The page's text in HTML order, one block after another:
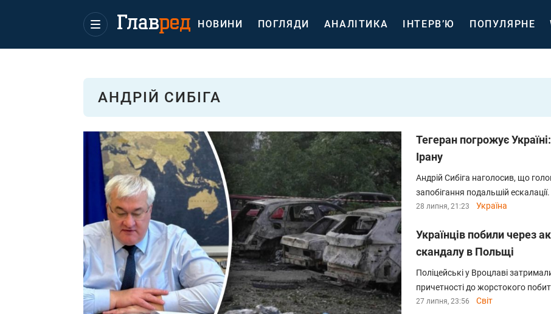
НОВИНИ ПОГЛЯДИ АНАЛІТИКА ІНТЕРВ’Ю ПОПУЛЯРНЕ
АНДРІЙ СИБІГА
Тегеран погрожує
Ірану
Андрій Сибіга наголосив, що
запобігання подальшій ескалації.
28 липня, 21:23 Україна
Українців побили через
скандалу в Польщі
Поліцейські у Вроцлаві
причетності до жорстокого
27 липня, 23:56 Світ